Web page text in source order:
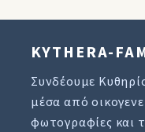
KYTHERA-
Συνδέουμε
μέσα από
φωτογραφίες και